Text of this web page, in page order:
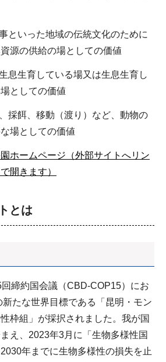
といった地域の伝統文化のために
源の供給の場としての価値
息生育している場又は生息生育し
としての価値
採餌、移動（渡り）など、動物の
場としての価値
ホームページ（外部サイトへリン
開きます）
とは
締約国会議（CBD-COP15）にお
たな世界目標である「昆明・モン
枠組」が採択されました。我が国
え、2023年3月に「生物多様性国
年までに生物多様性の損失を止